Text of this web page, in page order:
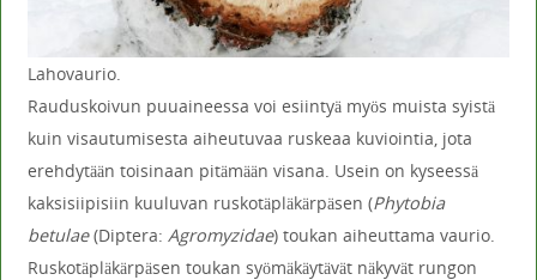
Lahovaurio.
Rauduskoivun puuaineessa voi esiintyä myös muista syistä
kuin visautumisesta aiheutuvaa ruskeaa kuviointia, jota
erehdytään toisinaan pitämään visana. Usein on kyseessä
kaksisiipisiin kuuluvan ruskotäpläkärpäsen (Phytobia
betulae(Diptera: Agromyzidae) toukan aiheuttama vaurio.
Ruskotäpläkärpäsen toukan syömäkäytävät näkyvät rungon